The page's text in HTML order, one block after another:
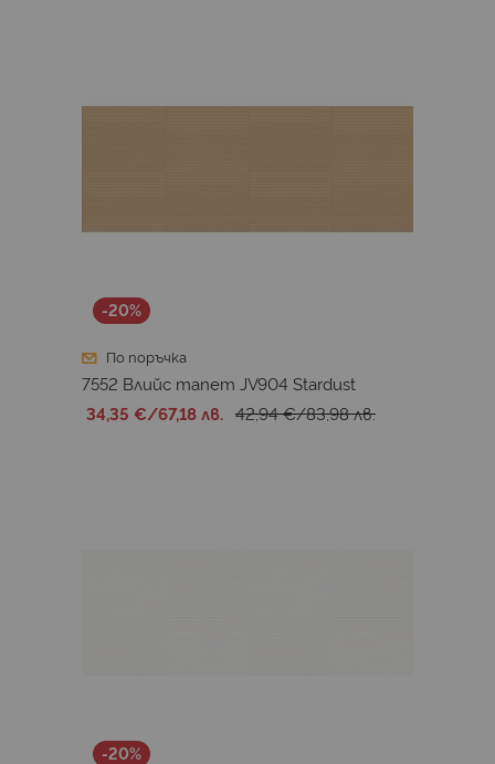
-20%
По поръчка
7552 Влийс тапет JV904 Stardust
34,35 €/67,18 лв. 42,94 €/83,98 лв.
-20%